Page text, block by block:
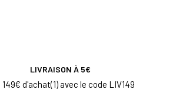
LIVRAISON À 5€
d'achat(1) avec le code LIV149